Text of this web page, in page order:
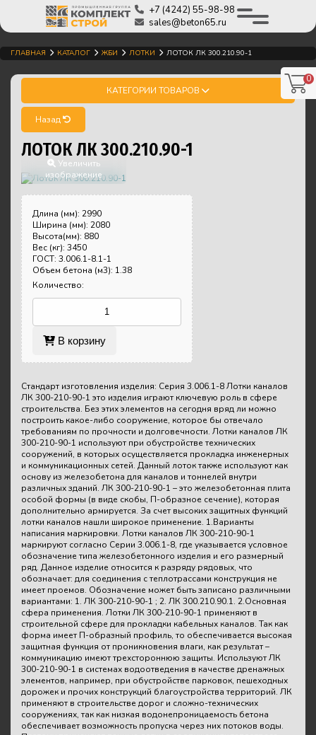
+7 (4242) 55-98-98
sales@beton65.ru
0
ГЛАВНАЯ КАТАЛОГ ЖБИ ЛОТКИ ЛОТОК ЛК 300.210.90-1
КАТЕГОРИИ ТОВАРОВ
Назад
ЛОТОК ЛК 300.210.90-1
Увеличить
изображение
Длина (мм): 2990
Ширина (мм): 2080
Высота(мм): 880
Вес (кг): 3450
ГОСТ: 3.006.1-8.1-1
Объем бетона (м3): 1.38
Количество:
В корзину
Стандарт изготовления изделия: Серия 3.006.1-8 Лотки каналов
ЛК 300-210-90-1 это изделия играют ключевую роль в сфере
строительства. Без этих элементов на сегодня вряд ли можно
построить какое-либо сооружение, которое бы отвечало
требованиям по прочности и долговечности. Лотки каналов ЛК
300-210-90-1 используют при обустройстве технических
сооружений, в которых осуществляется прокладка инженерных
и коммуникационных сетей. Данный лоток также используют как
основу из железобетона для каналов и тоннелей внутри
различных зданий. ЛК 300-210-90-1 – это железобетонная плита
особой формы (в виде скобы, П-образное сечение), которая
дополнительно армируется. За счет высоких защитных функций
лотки каналов нашли широкое применение. 1.Варианты
написания маркировки. Лотки каналов ЛК 300-210-90-1
маркируют согласно Серии 3.006.1-8, где указывается условное
обозначение типа железобетонного изделия и его размерный
ряд. Данное изделие относится к разряду рядовых, что
обозначает: для соединения с теплотрассами конструкция не
имеет проемов. Обозначение может быть записано различными
вариантами: 1. ЛК 300-210-90-1 ; 2. ЛК 300.210.90.1. 2.Основная
сфера применения. Лотки ЛК 300-210-90-1 применяют в
строительной сфере для прокладки кабельных каналов. Так как
форма имеет П-образный профиль, то обеспечивается высокая
защитная функция от проникновения влаги, как результат –
коммуникацию имеют трехстороннюю защиты. Используют ЛК
300-210-90-1 в системах водоотведения в качестве дренажных
элементов, например, при обустройстве парковок, пешеходных
дорожек и прочих конструкций благоустройства территорий. ЛК
применяют в строительстве дорог и сложно-технических
сооружениях, так как низкая водонепроницаемость бетона
обеспечивает возможность пропуска через них потоков воды.